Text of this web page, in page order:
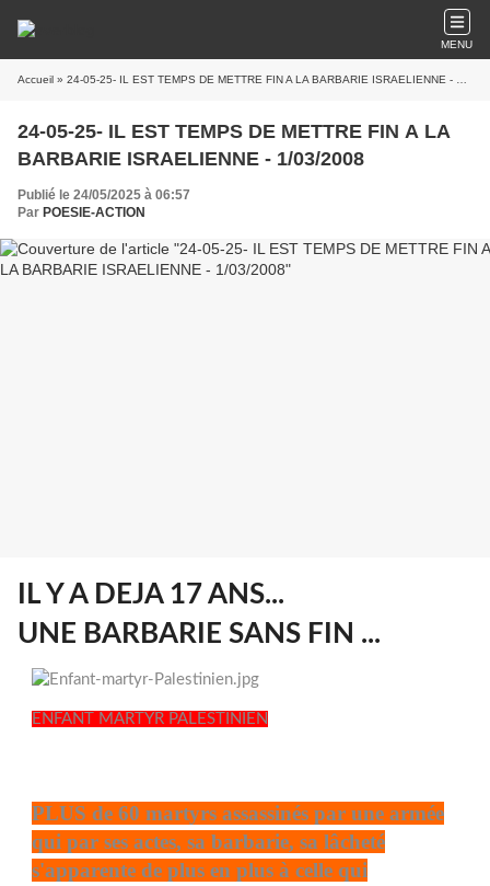
MENU
Accueil » 24-05-25- IL EST TEMPS DE METTRE FIN A LA BARBARIE ISRAELIENNE - 1/03/2008
24-05-25- IL EST TEMPS DE METTRE FIN A LA
BARBARIE ISRAELIENNE - 1/03/2008
Publié le 24/05/2025 à 06:57
Par POESIE-ACTION
IL Y A DEJA 17 ANS...
UNE BARBARIE SANS FIN ...
ENFANT MARTYR PALESTINIEN
PLUS de 60 martyrs assassinés par une armée
qui par ses actes, sa barbarie, sa lâcheté
s'apparente de plus en plus à celle qui